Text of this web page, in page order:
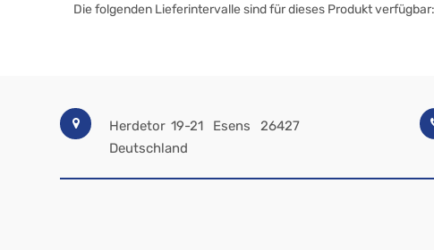
Die folgenden Lieferintervalle sind für dieses Produkt
Herdetor 19-21 Esens
26427
Deutschland